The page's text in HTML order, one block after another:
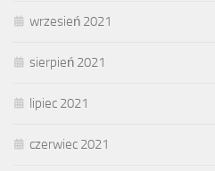
wrzesień 2021
sierpień 2021
lipiec 2021
czerwiec 2021